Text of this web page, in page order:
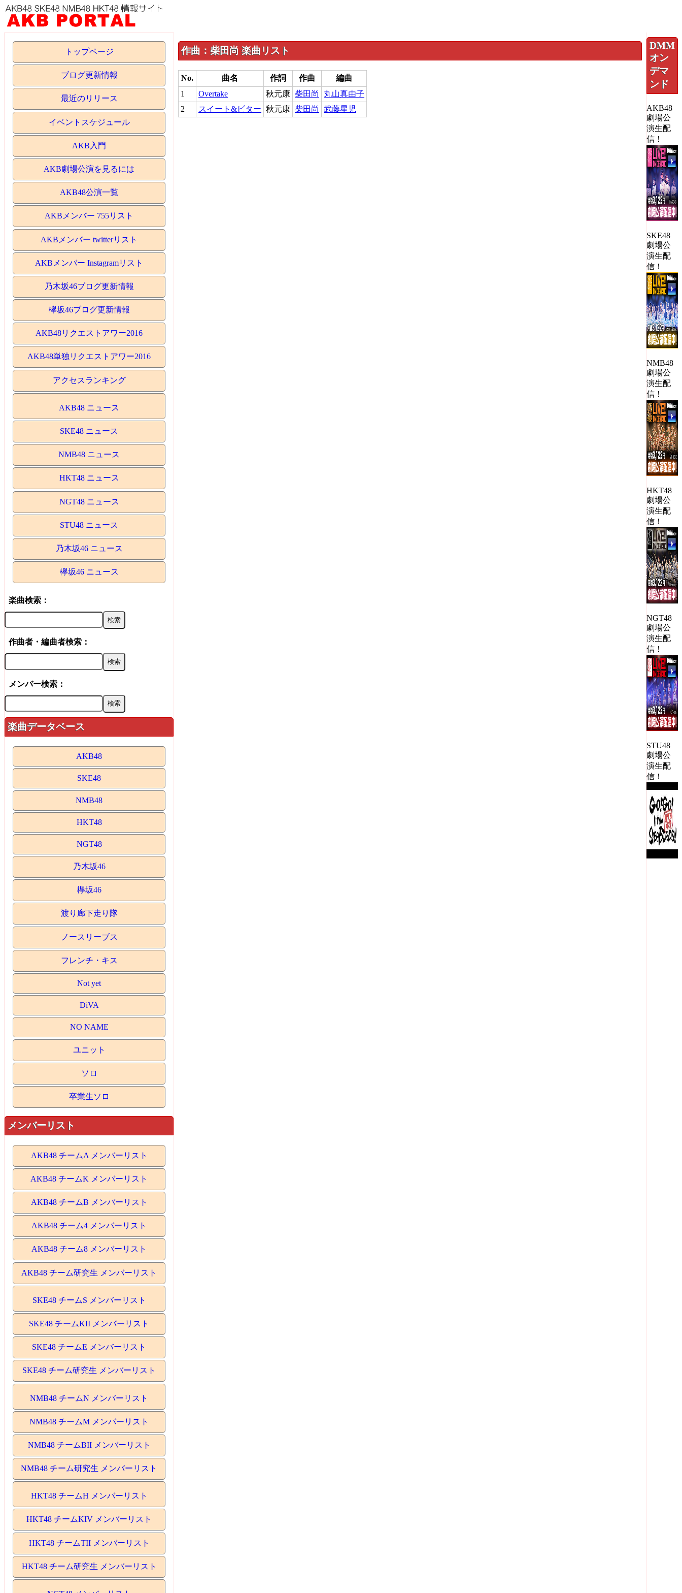
トップページ
ブログ更新情報
最近のリリース
イベントスケジュール
AKB入門
AKB劇場公演を見るには
AKB48公演一覧
AKBメンバー 755リスト
AKBメンバー twitterリスト
AKBメンバー Instagramリスト
乃木坂46ブログ更新情報
欅坂46ブログ更新情報
AKB48リクエストアワー2016
AKB48単独リクエストアワー2016
アクセスランキング
AKB48 ニュース
SKE48 ニュース
NMB48 ニュース
HKT48 ニュース
NGT48 ニュース
STU48 ニュース
乃木坂46 ニュース
欅坂46 ニュース
楽曲検索：
作曲者・編曲者検索：
メンバー検索：
楽曲データベース
AKB48
SKE48
NMB48
HKT48
NGT48
乃木坂46
欅坂46
渡り廊下走り隊
ノースリーブス
フレンチ・キス
Not yet
DiVA
NO NAME
ユニット
ソロ
卒業生ソロ
メンバーリスト
AKB48 チームA メンバーリスト
AKB48 チームK メンバーリスト
AKB48 チームB メンバーリスト
AKB48 チーム4 メンバーリスト
AKB48 チーム8 メンバーリスト
AKB48 チーム研究生 メンバーリスト
SKE48 チームS メンバーリスト
SKE48 チームKII メンバーリスト
SKE48 チームE メンバーリスト
SKE48 チーム研究生 メンバーリスト
NMB48 チームN メンバーリスト
NMB48 チームM メンバーリスト
NMB48 チームBII メンバーリスト
NMB48 チーム研究生 メンバーリスト
HKT48 チームH メンバーリスト
HKT48 チームKIV メンバーリスト
HKT48 チームTII メンバーリスト
HKT48 チーム研究生 メンバーリスト
作曲：柴田尚 楽曲リスト
No. 曲名 作詞 作曲
編曲
1
Overtake 秋元康 柴田尚
丸山真由子
2
スイート&ビター 秋元康 柴田尚 武藤星児
DMM
オン
デマ
ンド
AKB48
劇場公
演生配
信！
SKE48
劇場公
演生配
信！
NMB48
劇場公
演生配
信！
HKT48
劇場公
演生配
信！
NGT48
劇場公
演生配
信！
STU48
劇場公
演生配
信！